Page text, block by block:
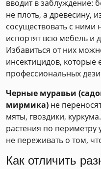
вводит в заблуждение:
не плоть, а древесину,
сосуществовать с
испортят всю мебель и
Избавиться от них
инсектицидов, которые
профессиональных
Черные муравьи
мирмика) не
мяты, гвоздики,
растения по периметру
не переживать о том,
Как отличить